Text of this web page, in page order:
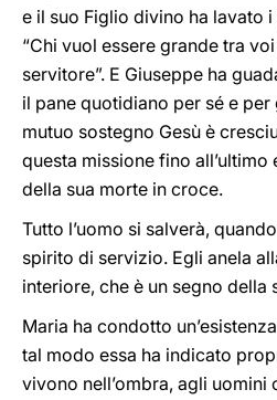
e il suo Figlio divino ha lavato
“Chi vuol essere grande tra
servitore”. E Giuseppe ha
il pane quotidiano per sé e
mutuo sostegno Gesù è
questa missione fino
della sua morte in croce.
Tutto l’uomo si salverà,
spirito di servizio. Egli anela
interiore, che è un segno della
Maria ha condotto
tal modo essa ha indicato
vivono nell’ombra, agli uomini